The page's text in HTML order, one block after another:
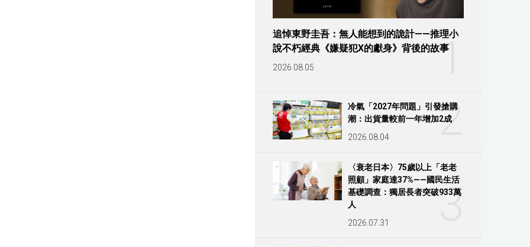
1
追悼東野圭吾：無人能想到的詭計——推理小
說不朽經典《嫌疑犯X的獻身》背後的故事
2026.08.05
2
冷氣「2027年問題」引發搶購
潮：出貨量較前一年增加2成
2026.08.04
3
〈衰老日本〉75歲以上「老老
照顧」家庭達37%——國民生活
基礎調查：獨居長者突破933萬
人
2026.07.31